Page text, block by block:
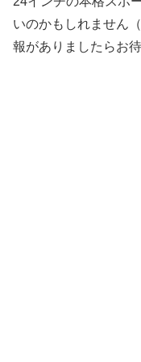
いのかもしれません
報がありましたらお